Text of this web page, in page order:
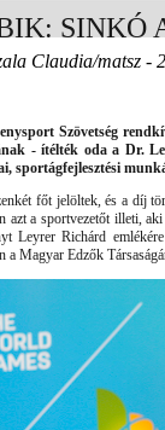
SINKÓ
Claudia/matsz -
Szövetség
- ítélték oda a Dr.
sportágfejlesztési
főt jelöltek, és a díj
azt a sportvezetőt illeti,
Leyrer Richárd
a Magyar Edzők